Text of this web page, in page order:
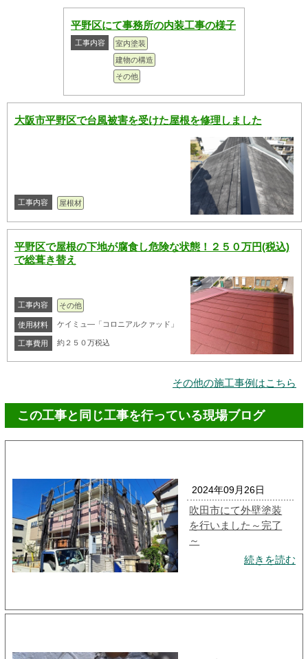
平野区にて事務所の内装工事の様子
工事内容
室内塗装
建物の構造
その他
大阪市平野区で台風被害を受けた屋根を修理しました
工事内容 屋根材
平野区で屋根の下地が腐食し危険な状態！２５０万円(税込)
で総葺き替え
工事内容 その他
使用材料 ケイミュ―「コロニアルクァッド」
工事費用 約２５０万税込
その他の施工事例はこちら
この工事と同じ工事を行っている現場ブログ
2024年09月26日
吹田市にて外壁塗装
を行いました～完了
～
続きを読む